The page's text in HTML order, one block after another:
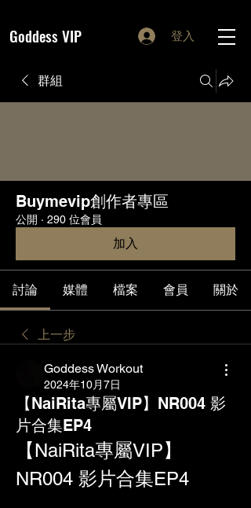
Goddess VIP 登入
群組
Buymevip創作者專區
公開 · 290 位會員
加入
討論 媒體 檔案 會員 關於
上一步
Goddess Workout
2024年10月7日
【NaiRita專屬VIP】NR004 影
片合集EP4
【NaiRita專屬VIP】
NR004 影片合集EP4